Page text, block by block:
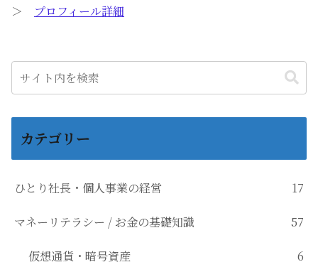
＞ プロフィール詳細
カテゴリー
ひとり社長・個人事業の経営 17
マネーリテラシー / お金の基礎知識 57
仮想通貨・暗号資産 6